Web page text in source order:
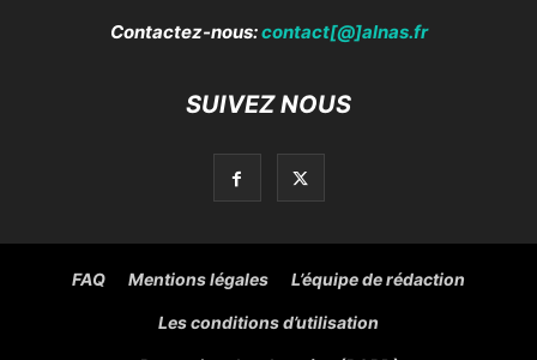
Contactez-nous:contact[@]alnas.fr
SUIVEZ NOUS
FAQ Mentions légales L’équipe de rédaction
Les conditions d’utilisation